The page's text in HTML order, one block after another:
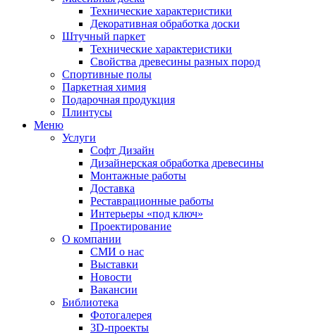
Технические характеристики
Декоративная обработка доски
Штучный паркет
Технические характеристики
Свойства древесины разных пород
Спортивные полы
Паркетная химия
Подарочная продукция
Плинтусы
Меню
Услуги
Софт Дизайн
Дизайнерская обработка древесины
Монтажные работы
Доставка
Реставрационные работы
Интерьеры «под ключ»
Проектирование
О компании
СМИ о нас
Выставки
Новости
Вакансии
Библиотека
Фотогалерея
3D-проекты